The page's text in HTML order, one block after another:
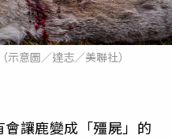
意圖／達志／美聯社）
讓鹿變成「殭屍」的